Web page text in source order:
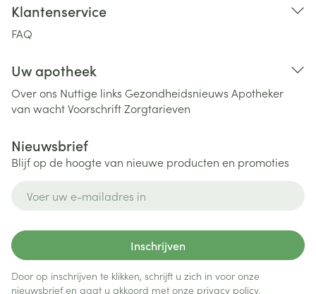
Klantenservice
FAQ
Uw apotheek
Over ons Nuttige links Gezondheidsnieuws Apotheker
van wachtVoorschriftZorgtarieven
Nieuwsbrief
Blijf op de hoogte van nieuwe producten en promoties
Inschrijven
Door op inschrijven te klikken, schrijft u zich in voor onze
nieuwsbrief en gaat u akkoord met onze privacy policy.